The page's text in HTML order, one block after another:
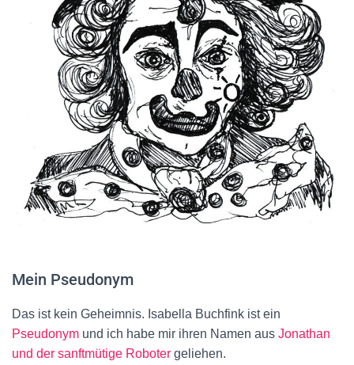
Mein Pseudonym
Das ist kein Geheimnis. Isabella Buchfink ist ein
Pseudonym und ich habe mir ihren Namen aus Jonathan
und der sanftmütige Roboter geliehen.